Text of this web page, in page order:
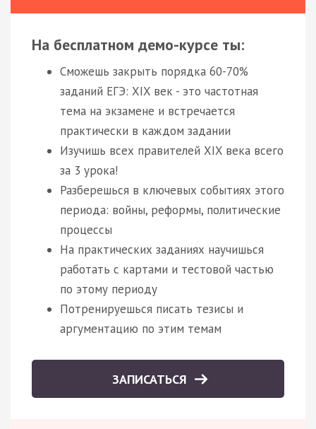
На бесплатном демо-курсе ты:
Сможешь закрыть порядка 60-70%
заданий ЕГЭ: XIX век - это частотная
тема на экзамене и встречается
практически в каждом задании
Изучишь всех правителей XIX века всего
за 3 урока!
Разберешься в ключевых событиях этого
периода: войны, реформы, политические
процессы
На практических заданиях научишься
работать с картами и тестовой частью
по этому периоду
Потренируешься писать тезисы и
аргументацию по этим темам
ЗАПИСАТЬСЯ